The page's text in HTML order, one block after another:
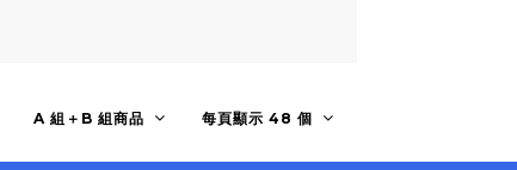
A 組＋B 組商品 每頁顯示 48 個